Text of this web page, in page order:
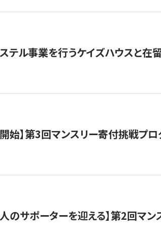
テル事業を行うケイズハウスと
始】第3回マンスリー寄付挑戦プ
のサポーターを迎える】第2回マ